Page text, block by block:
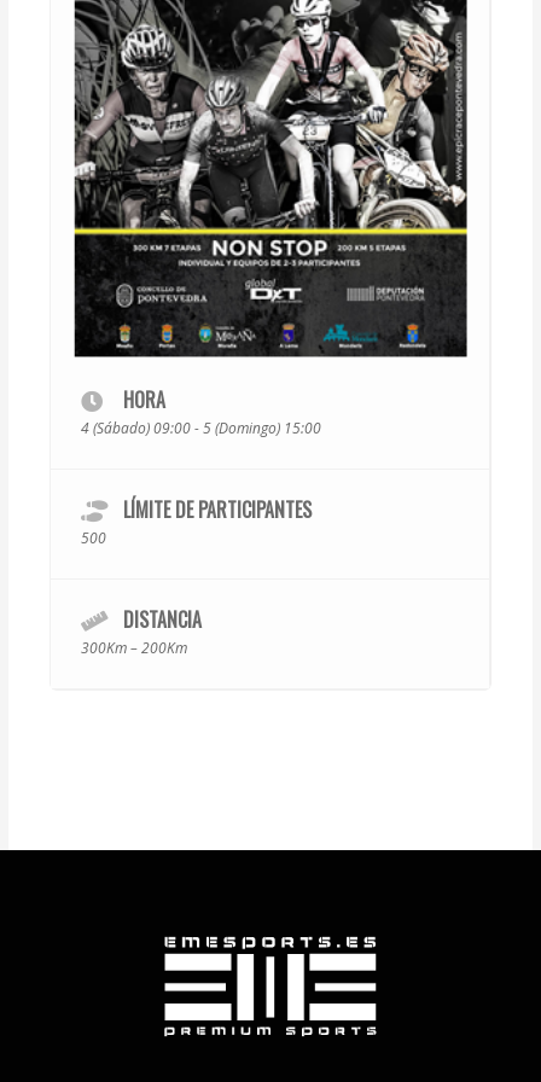
HORA
4 (Sábado) 09:00 - 5 (Domingo) 15:00
LÍMITE DE PARTICIPANTES
500
DISTANCIA
300Km – 200Km